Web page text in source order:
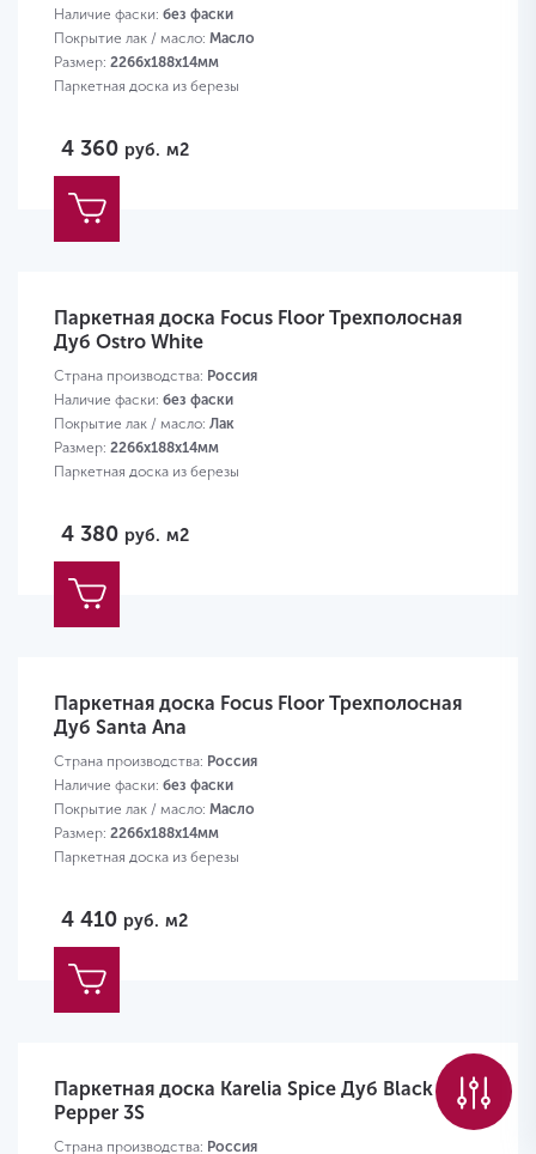
Наличие фаски: без фаски
Покрытие лак / масло: Масло
Размер: 2266х188х14мм
Паркетная доска из березы
4 360 руб. м2
Паркетная доска Focus Floor Трехполосная
Дуб Ostro White
Страна производства: Россия
Наличие фаски: без фаски
Покрытие лак / масло: Лак
Размер: 2266х188х14мм
Паркетная доска из березы
4 380 руб. м2
Паркетная доска Focus Floor Трехполосная
Дуб Santa Ana
Страна производства: Россия
Наличие фаски: без фаски
Покрытие лак / масло: Масло
Размер: 2266х188х14мм
Паркетная доска из березы
4 410 руб. м2
Паркетная доска Karelia Spice Дуб Black
Pepper 3S
Страна производства: Россия